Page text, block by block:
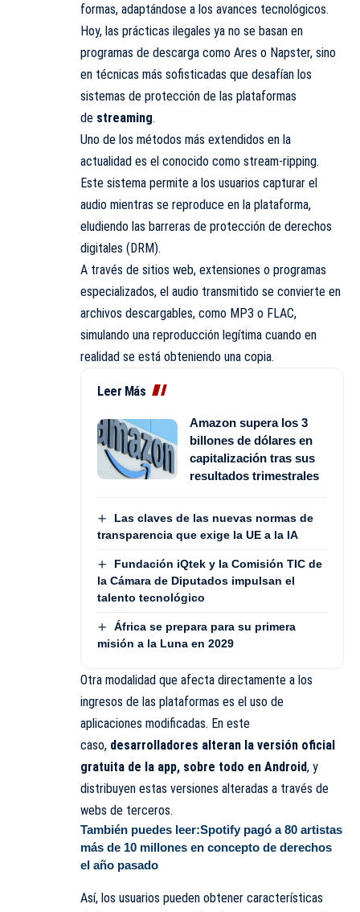
formas, adaptándose a los avances tecnológicos.
Hoy, las prácticas ilegales ya no se basan en
programas de descarga como Ares o Napster, sino
en técnicas más sofisticadas que desafían los
sistemas de protección de las plataformas
de streaming.
Uno de los métodos más extendidos en la
actualidad es el conocido como stream-ripping.
Este sistema permite a los usuarios capturar el
audio mientras se reproduce en la plataforma,
eludiendo las barreras de protección de derechos
digitales (DRM).
A través de sitios web, extensiones o programas
especializados, el audio transmitido se convierte en
archivos descargables, como MP3 o FLAC,
simulando una reproducción legítima cuando en
realidad se está obteniendo una copia.
Leer Más
Amazon supera los 3
billones de dólares en
capitalización tras sus
resultados trimestrales
Las claves de las nuevas normas de
transparencia que exige la UE a la IA
Fundación iQtek y la Comisión TIC de
la Cámara de Diputados impulsan el
talento tecnológico
África se prepara para su primera
misión a la Luna en 2029
Otra modalidad que afecta directamente a los
ingresos de las plataformas es el uso de
aplicaciones modificadas. En este
caso, desarrolladores alteran la versión oficial
gratuita de la app, sobre todo en Android, y
distribuyen estas versiones alteradas a través de
webs de terceros.
También puedes leer:Spotify pagó a 80 artistas
más de 10 millones en concepto de derechos
el año pasado
Así, los usuarios pueden obtener características